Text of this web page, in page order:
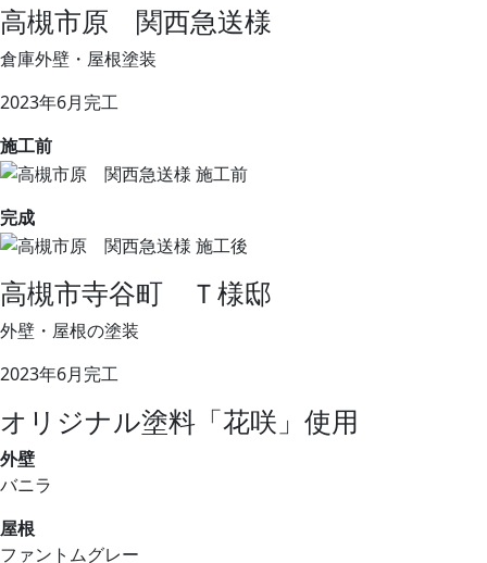
高槻市原 関西急送様
倉庫外壁・屋根塗装
2023年6月完工
施工前
完成
高槻市寺谷町 Ｔ様邸
外壁・屋根の塗装
2023年6月完工
オリジナル塗料「花咲」使用
外壁
バニラ
屋根
ファントムグレー